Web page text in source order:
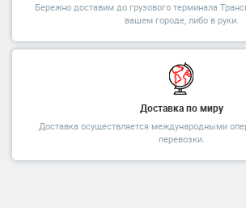
Бережно доставим до грузового терминала
вашем городе, либо в руки.
Доставка по миру
Доставка осуществляется международными
перевозки.